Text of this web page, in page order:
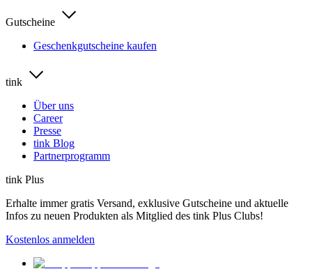
Gutscheine
Geschenkgutscheine kaufen
tink
Über uns
Career
Presse
tink Blog
Partnerprogramm
tink Plus
Erhalte immer gratis Versand, exklusive Gutscheine und aktuelle
Infos zu neuen Produkten als Mitglied des tink Plus Clubs!
Kostenlos anmelden